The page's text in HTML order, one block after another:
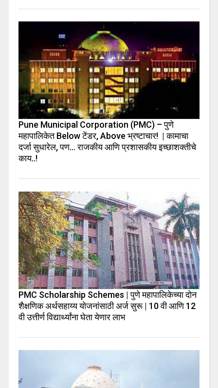
Pune Municipal Corporation (PMC) – पुणे
महापालिकेत Below टेंडर, Above भ्रष्टाचार! | कामाचा
दर्जा सुधारेल, पण… राजकीय आणि प्रशासकीय इच्छाशक्तीचे
काय..!
PMC Scholarship Schemes | पुणे महापालिकेच्या दोन
शैक्षणिक अर्थसहाय्य योजनांसाठी अर्ज सुरू | 10 वी आणि 12
वी उत्तीर्ण विद्यार्थ्यांना घेता येणार लाभ